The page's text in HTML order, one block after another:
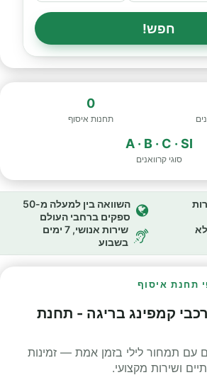
חפש!
0
תחנות איסוף
A · B · C · SI
סוגי קרוואנים
השוואה בין למעלה מ-50
ספקים ברחבי העולם
שירות אנושי, 7 ימים
בשבוע
תחנת איסוף
קמפינג בריגה - תחנת
עם תמחור לילי בזמן אמת — זמינות
ושירות מקצועי.